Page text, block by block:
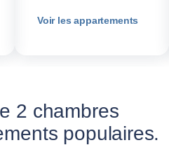
Voir les appartements
2 chambres
populaires.